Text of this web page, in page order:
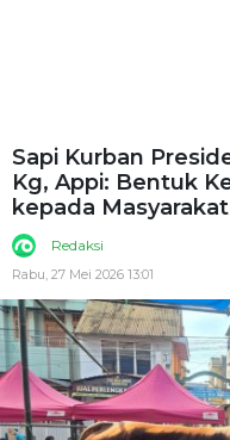
Sapi Kurban
Kg, Appi: Bentuk
kepada Masyarakat
Redaksi
Rabu, 27 Mei 2026 13:01